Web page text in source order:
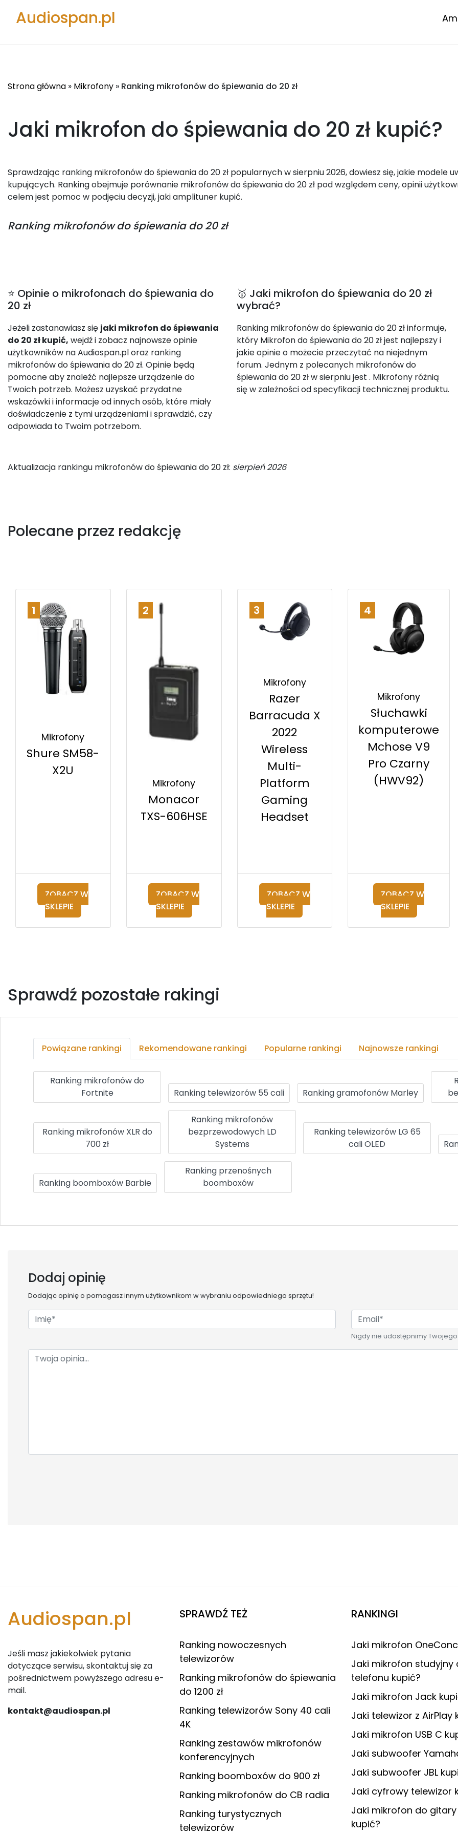
Audiospan.pl
Strona główna » Mikrofony » Ranking mikrofonów do śpiewania do 20 zł
Jaki mikrofon do śpiewania do 20 zł kupić?
Sprawdzając ranking mikrofonów do śpiewania do 20 zł popularnych w sierpniu 2026, dowiesz się, jakie modele
kupujących. Ranking obejmuje porównanie mikrofonów do śpiewania do 20 zł pod względem ceny, opinii
celem jest pomoc w podjęciu decyzji, jaki amplituner kupić.
Rankingmikrofonów do śpiewania do 20 zł
⭐ Opinie o mikrofonach do śpiewania do
20 zł
Jeżeli zastanawiasz się jaki mikrofon do śpiewania
do 20 zł kupić, wejdź i zobacz najnowsze opinie
użytkowników na Audiospan.pl oraz ranking
mikrofonów do śpiewania do 20 zł. Opinie będą
pomocne aby znaleźć najlepsze urządzenie do
Twoich potrzeb. Możesz uzyskać przydatne
wskazówki i informacje od innych osób, które miały
doświadczenie z tymi urządzeniami i sprawdzić, czy
odpowiada to Twoim potrzebom.
🥇 Jaki mikrofon do śpiewania do 20 zł
wybrać?
Ranking mikrofonów do śpiewania do 20 zł informuje,
który Mikrofon do śpiewania do 20 zł jest najlepszy i
jakie opinie o możecie przeczytać na niejednym
forum. Jednym z polecanych mikrofonów do
śpiewania do 20 zł w sierpniu jest . Mikrofony różnią
się w zależności od specyfikacji technicznej produktu.
Aktualizacja rankingu mikrofonów do śpiewania do 20 zł: sierpień 2026
Polecane przez redakcję
1
Mikrofony
Shure SM58-
X2U
ZOBACZ W
SKLEPIE
2
Mikrofony
Monacor
TXS-606HSE
ZOBACZ W
SKLEPIE
3
Mikrofony
Razer
Barracuda X
2022
Wireless
Multi-
Platform
Gaming
Headset
ZOBACZ W
SKLEPIE
4
Mikrofony
Słuchawki
komputerowe
Mchose V9
Pro Czarny
(HWV92)
ZOBACZ W
SKLEPIE
Sprawdź pozostałe rakingi
Powiązane rankingi Rekomendowane rankingi Popularne rankingi Najnowsze rankingi
Ranking mikrofonów do
Fortnite
Ranking telewizorów 55 cali Ranking gramofonów Marley
Ranking mikrofonów XLR do
700 zł
Ranking mikrofonów
bezprzewodowych LD
Systems
Ranking telewizorów LG 65
cali OLED
Ranking boomboxów Barbie
Ranking przenośnych
boomboxów
Dodaj opinię
Dodając opinię o pomagasz innym użytkownikom w wybraniu odpowiedniego sprzętu!
Nigdy nie udostępnimy
Audiospan.pl
Jeśli masz jakiekolwiek pytania
dotyczące serwisu, skontaktuj się za
pośrednictwem powyższego adresu e-
mail.
kontakt@audiospan.pl
SPRAWDŹ TEŻ
Ranking nowoczesnych
telewizorów
Ranking mikrofonów do śpiewania
do 1200 zł
Ranking telewizorów Sony 40 cali
4K
Ranking zestawów mikrofonów
konferencyjnych
Ranking boomboxów do 900 zł
Ranking mikrofonów do CB radia
Ranking turystycznych
telewizorów
RANKINGI
Jaki mikrofon
Jaki mikrofon studyjny
telefonu kupić?
Jaki mikrofon Jack
Jaki telewizor z AirPlay
Jaki mikrofon USB C
Jaki subwoofer
Jaki subwoofer JBL
Jaki cyfrowy telewizor
Jaki mikrofon do
kupić?